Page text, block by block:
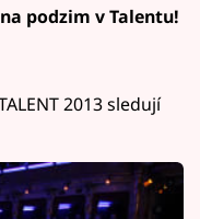
podzim v Talentu!
2013 sledují